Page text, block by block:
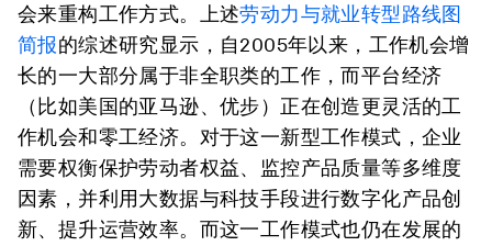
会来重构工作方式。上述劳动力与就业转型路线图
简报的综述研究显示，自2005年以来，工作机会增
长的一大部分属于非全职类的工作，而平台经济
（比如美国的亚马逊、优步）正在创造更灵活的工
作机会和零工经济。对于这一新型工作模式，企业
需要权衡保护劳动者权益、监控产品质量等多维度
因素，并利用大数据与科技手段进行数字化产品创
新、提升运营效率。而这一工作模式也仍在发展的